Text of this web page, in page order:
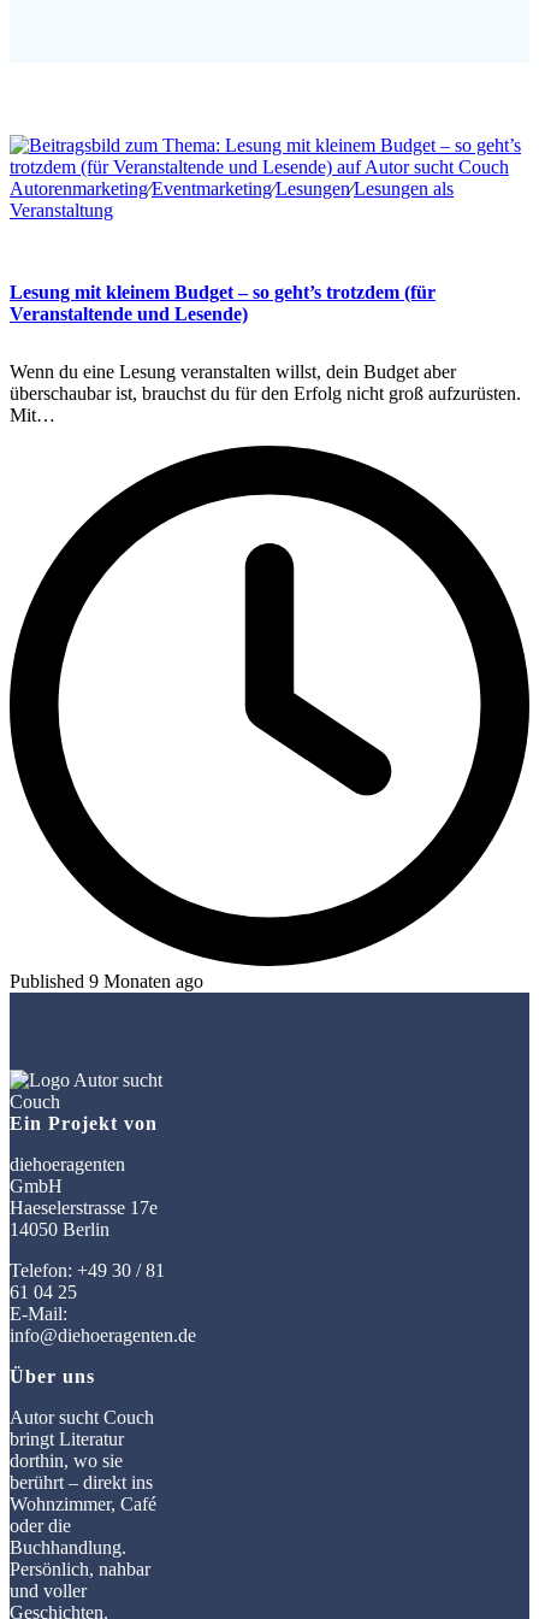
Autorenmarketing∕Eventmarketing∕Lesungen∕Lesungen als
Veranstaltung
Lesung mit kleinem Budget – so geht’s trotzdem (für
Veranstaltende und Lesende)
Wenn du eine Lesung veranstalten willst, dein Budget aber
überschaubar ist, brauchst du für den Erfolg nicht groß aufzurüsten.
Mit…
Published 9 Monaten ago
Ein Projekt von
diehoeragenten
GmbH
Haeselerstrasse 17e
14050 Berlin
Telefon: +49 30 / 81
61 04 25
E-Mail:
info@diehoeragenten.de
Über uns
Autor sucht Couch
bringt Literatur
dorthin, wo sie
berührt – direkt ins
Wohnzimmer, Café
oder die
Buchhandlung.
Persönlich, nahbar
und voller
Geschichten.